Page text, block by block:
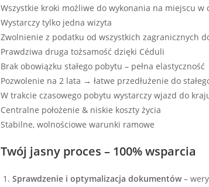
Wszystkie kroki możliwe do wykonania na miejscu w
Wystarczy tylko jedna wizyta
Zwolnienie z podatku od wszystkich zagranicznych
Prawdziwa druga tożsamość dzięki Céduli
Brak obowiązku stałego pobytu – pełna elastyczność
Pozwolenie na 2 lata → łatwe przedłużenie do
W trakcie czasowego pobytu wystarczy wjazd do
Centralne położenie & niskie koszty życia
Stabilne, wolnościowe warunki ramowe
Twój jasny proces – 100% wsparcia
Sprawdzenie i optymalizacja dokumentów–